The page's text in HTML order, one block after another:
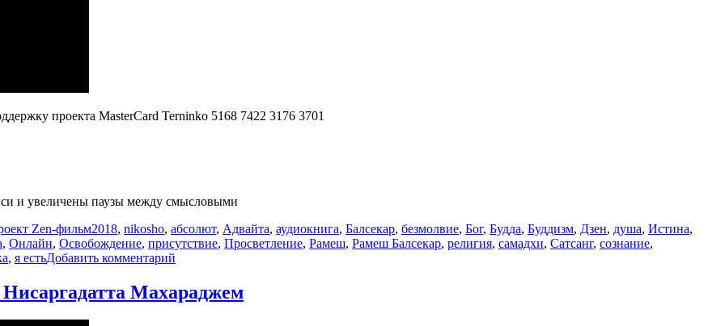
проекта MasterCard Terninko 5168 7422 3176 3701
и увеличены паузы между смысловыми
Zen-фильмМетки
2018, nikosho, абсолют, Адвайта, аудиокнига, Балсекар, безмолвие, Бог, Будда, Буддизм, Дзен, душа, Истина,
, Онлайн, Освобождение, присутствие, Просветление, Рамеш, Рамеш Балсекар, религия, самадхи, Сатсанг, сознание,
, я естьДобавить комментарий
не
Махараджем